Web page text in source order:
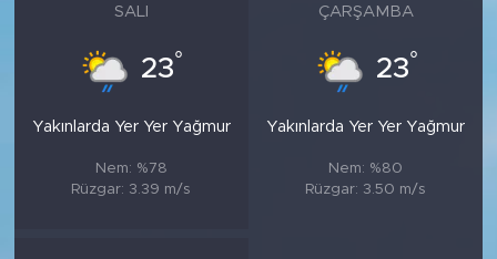
SALI
23°
Yakınlarda Yer Yer Yağmur
Nem: %78
Rüzgar: 3.39 m/s
ÇARŞAMBA
23°
Yakınlarda Yer Yer Yağmur
Nem: %80
Rüzgar: 3.50 m/s